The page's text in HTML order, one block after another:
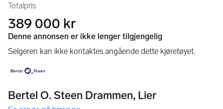
Totalpris
389 000 kr